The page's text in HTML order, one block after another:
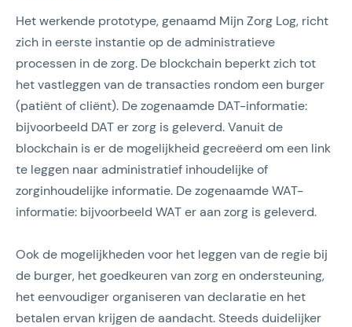
Het werkende prototype, genaamd Mijn Zorg Log, richt
zich in eerste instantie op de administratieve
processen in de zorg. De blockchain beperkt zich tot
het vastleggen van de transacties rondom een burger
(patiënt of cliënt). De zogenaamde DAT-informatie:
bijvoorbeeld DAT er zorg is geleverd. Vanuit de
blockchain is er de mogelijkheid gecreëerd om een link
te leggen naar administratief inhoudelijke of
zorginhoudelijke informatie. De zogenaamde WAT-
informatie: bijvoorbeeld WAT er aan zorg is geleverd.
Ook de mogelijkheden voor het leggen van de regie bij
de burger, het goedkeuren van zorg en ondersteuning,
het eenvoudiger organiseren van declaratie en het
betalen ervan krijgen de aandacht. Steeds duidelijker